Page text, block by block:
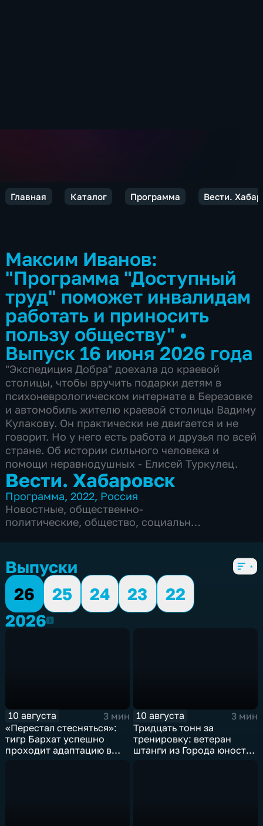
Главная Каталог Программа Вести.
Максим Иванов:
"Программа "Доступный
труд" поможет инвалидам
работать и приносить
пользу обществу" •
Выпуск 16 июня 2026 года
"Экспедиция Добра" доехала до краевой
столицы, чтобы вручить подарки детям в
психоневрологическом интернате в Березовке
и автомобиль жителю краевой столицы Вадиму
Кулакову. Он практически не двигается и не
говорит. Но у него есть работа и друзья по всей
стране. Об истории сильного человека и
помощи неравнодушных - Елисей Туркулец.
Вести. Хабаровск
Программа,2022, Россия
Новостные, общественно-
политические, общество, социально-
Выпуски
26
25 24 23
22
20262026
10 августа
3 мин
«Перестал стесняться»:
тигр Бархат успешно
проходит адаптацию в
10 августа
3 мин
Тридцать тонн за
тренировку: ветеран
штанги из Города юности